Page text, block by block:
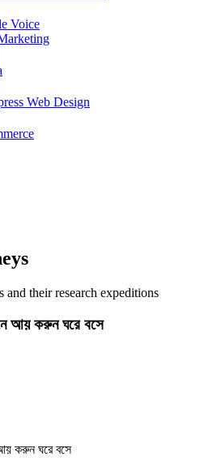
Voice
Web Design
and their research expeditions
আয় করুন ঘরে বসে